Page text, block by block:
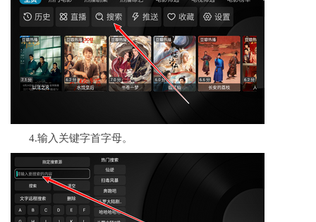
4.输入关键字首字母。